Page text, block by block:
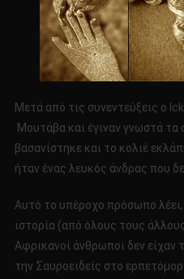
Μετά από τις συνεντεύξεις ο
Μουτάβα και έγιναν γνωστά τα
βασανίστηκε και το κολιέ
ήταν ένας λευκός άνδρας που
Αυτό το υπέροχο πρόσωπο
ιστορία (από όλους τους
Αφρικανοί άνθρωποι δεν είχαν
την Σαυροειδείς στο